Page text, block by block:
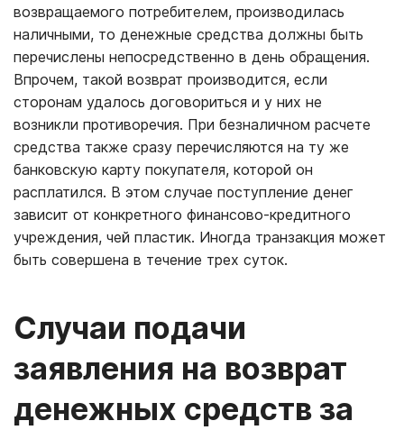
возвращаемого потребителем, производилась
наличными, то денежные средства должны быть
перечислены непосредственно в день обращения.
Впрочем, такой возврат производится, если
сторонам удалось договориться и у них не
возникли противоречия. При безналичном расчете
средства также сразу перечисляются на ту же
банковскую карту покупателя, которой он
расплатился. В этом случае поступление денег
зависит от конкретного финансово-кредитного
учреждения, чей пластик. Иногда транзакция может
быть совершена в течение трех суток.
Случаи подачи
заявления на возврат
денежных средств за